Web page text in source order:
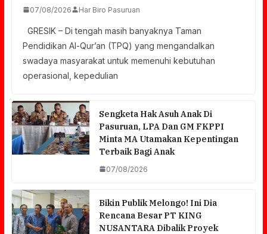
07/08/2026 Har Biro Pasuruan
GRESIK – Di tengah masih banyaknya Taman
Pendidikan Al-Qur’an (TPQ) yang mengandalkan
swadaya masyarakat untuk memenuhi kebutuhan
operasional, kepedulian
Sengketa Hak Asuh Anak Di
Pasuruan, LPA Dan GM FKPPI
Minta MA Utamakan Kepentingan
Terbaik Bagi Anak
07/08/2026
Bikin Publik Melongo! Ini Dia
Rencana Besar PT KING
NUSANTARA Dibalik Proyek